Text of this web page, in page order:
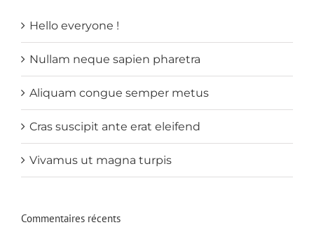
Hello everyone !
Nullam neque sapien pharetra
Aliquam congue semper metus
Cras suscipit ante erat eleifend
Vivamus ut magna turpis
Commentaires récents